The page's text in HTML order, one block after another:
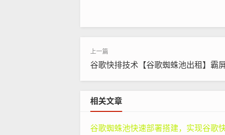
业，仅仅选择“皮具”作为关键词可能
具”等更具针对性的关键词，就更容易
是有价值的。内容应该是原创的、有
字，很难吸引用户和搜索引擎的青睐
大提升网站的吸引力。
谷歌快排技术【谷歌蜘蛛池出租】霸
相关文章
谷歌蜘蛛池快速部署搭建，实现谷歌快速排名：